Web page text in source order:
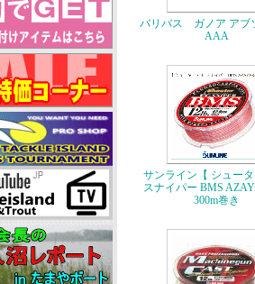
バリバス ガノア アブ
AAA
サンライン【 シュー
スナイパー BMS
300m巻き